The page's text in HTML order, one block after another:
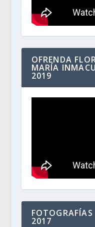
OFRENDA
MARÍA
2019
FOTOGRAFÍAS
2017